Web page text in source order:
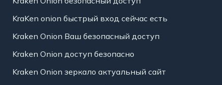
KraKen onion быстрый вход сейчас есть
Kraken Onion Ваш безопасный доступ
Kraken Onion доступ безопасно
Kraken Onion зеркало актуальный сайт